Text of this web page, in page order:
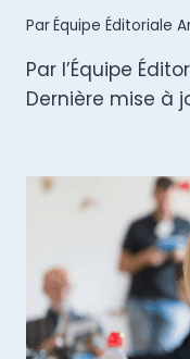
ParÉquipe Éditoriale
Par l’Équipe
Dernière mise à